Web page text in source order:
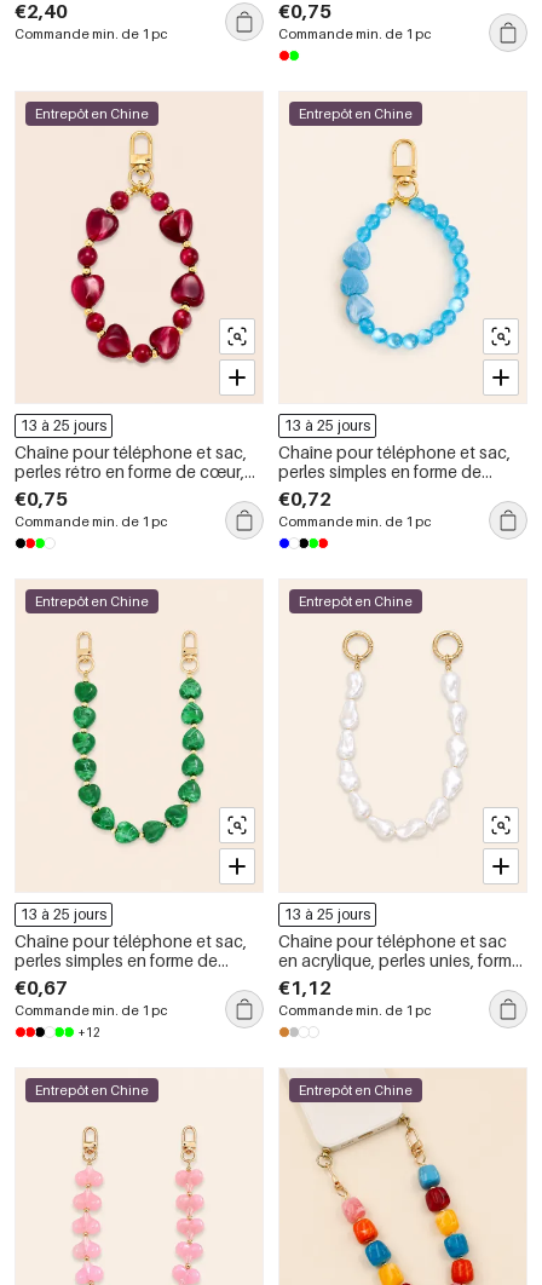
€2,40
Commande min. de 1 pc
série simple, en résine.
€0,75
Commande min. de 1 pc
Entrepôt en Chine
13 à 25 jours
Chaîne pour téléphone et sac,
perles rétro en forme de cœur,
couleur unie, dégradée, en
résine, collection romantique
€0,75
Commande min. de 1 pc
Entrepôt en Chine
13 à 25 jours
Chaîne pour téléphone et sac,
perles simples en forme de
cœur, couleur unie, dégradé de
résine, série romantique
€0,72
Commande min. de 1 pc
Entrepôt en Chine
13 à 25 jours
Chaîne pour téléphone et sac,
perles simples en forme de
cœur, couleur unie, dégradé de
résine, série romantique
€0,67
Commande min. de 1 pc
+12
Entrepôt en Chine
13 à 25 jours
Chaîne pour téléphone et sac
en acrylique, perles unies, forme
irrégulière élégante et simple,
collection Simple Series.
€1,12
Commande min. de 1 pc
Entrepôt en Chine Entrepôt en Chine